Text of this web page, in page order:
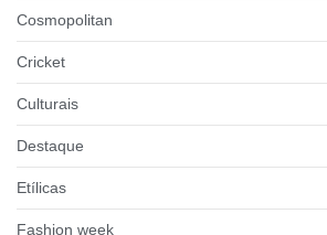
Cosmopolitan
Cricket
Culturais
Destaque
Etílicas
Fashion week